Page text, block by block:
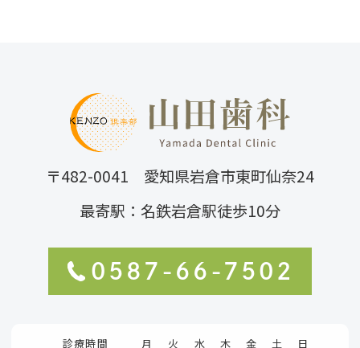
〒482-0041 愛知県岩倉市東町仙奈24
最寄駅：名鉄岩倉駅徒歩10分
0587-66-7502
診療時間 月 火 水 木 金 土 日